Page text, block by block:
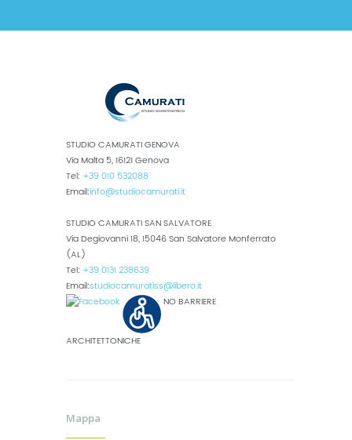
STUDIO CAMURATI GENOVA
Via Malta 5, 16121 Genova
Tel: +39 010 532088
Email:info@studiocamurati.it
STUDIO CAMURATI SAN SALVATORE
Via Degiovanni 18, 15046 San Salvatore Monferrato
(AL)
Tel: +39 0131 238639
Email:studiocamuratiss@libero.it
NO BARRIERE
ARCHITETTONICHE
Mappa